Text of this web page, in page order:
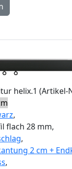
helix.1 (Artikel-
,
flach 28 mm,
,
2 cm +
,